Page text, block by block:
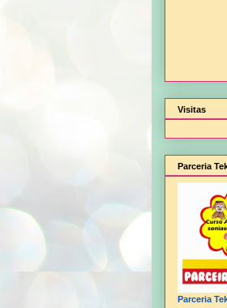
Visitas
Parceria
Parceria